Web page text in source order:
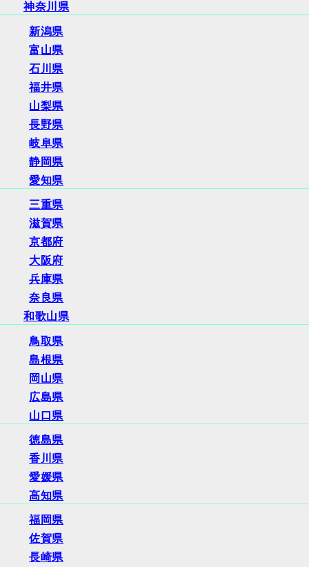
神奈川県
新潟県
富山県
石川県
福井県
山梨県
長野県
岐阜県
静岡県
愛知県
三重県
滋賀県
京都府
大阪府
兵庫県
奈良県
和歌山県
鳥取県
島根県
岡山県
広島県
山口県
徳島県
香川県
愛媛県
高知県
福岡県
佐賀県
長崎県